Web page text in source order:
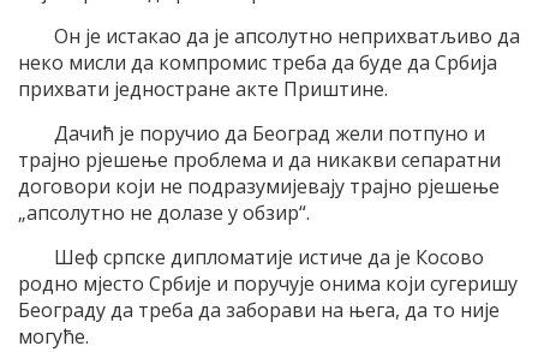
Он је истакао да је апсолутно неприхватљиво да
неко мисли да компромис треба да буде да Србија
прихвати једностране акте Приштине.
Дачић је поручио да Београд жели потпуно и
трајно рјешење проблема и да никакви сепаратни
договори који не подразумијевају трајно рјешење
„апсолутно не долазе у обзир“.
Шеф српске дипломатије истиче да је Косово
родно мјесто Србије и поручује онима који сугеришу
Београду да треба да заборави на њега, да то није
могуће.